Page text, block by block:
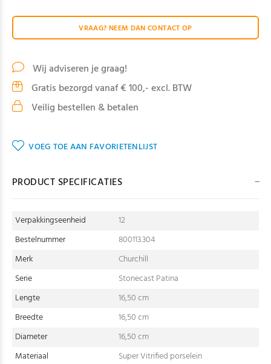
VRAAG? NEEM DAN CONTACT OP
Wij adviseren je graag!
Gratis bezorgd vanaf € 100,- excl. BTW
Veilig bestellen & betalen
VOEG TOE AAN FAVORIETENLIJST
PRODUCT SPECIFICATIES
Verpakkingseenheid
12
Bestelnummer
800113.304
Merk
Churchill
Serie
Stonecast Patina
Lengte
16,50 cm
Breedte
16,50 cm
Diameter
16,50 cm
Materiaal
Super Vitrified porselein